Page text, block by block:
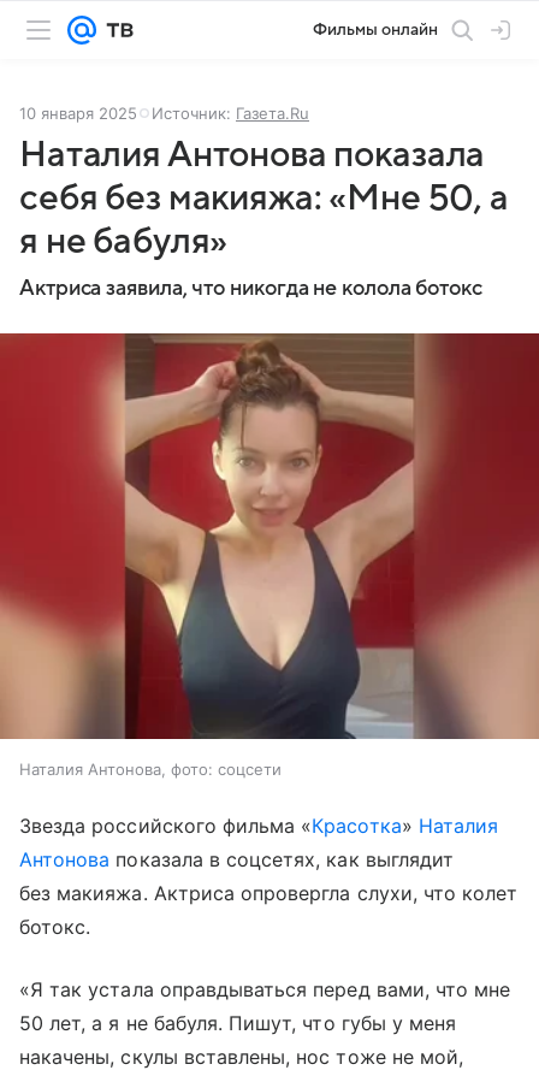
Фильмы онлайн
10 января 2025 Источник: Газета.Ru
Наталия Антонова показала
себя без макияжа: «Мне 50, а
я не бабуля»
Актриса заявила, что никогда не колола ботокс
Наталия Антонова, фото: соцсети
Звезда российского фильма «Красотка» Наталия
Антонова показала в соцсетях, как выглядит
без макияжа. Актриса опровергла слухи, что колет
ботокс.
«Я так устала оправдываться перед вами, что мне
50 лет, а я не бабуля. Пишут, что губы у меня
накачены, скулы вставлены, нос тоже не мой,